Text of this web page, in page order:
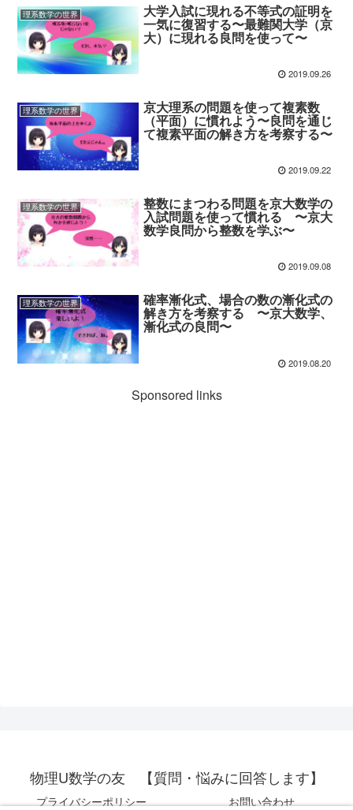
理系数学の世界 大学入試に現れる不等式の証明を
一気に復習する〜最難関大学（京
大）に現れる良問を使って〜
2019.09.26
理系数学の世界 京大理系の問題を使って複素数
（平面）に慣れよう〜良問を通じ
て複素平面の解き方を考察する〜
2019.09.22
理系数学の世界 整数にまつわる問題を京大数学の
入試問題を使って慣れる 〜京大
数学良問から整数を学ぶ〜
2019.09.08
理系数学の世界 確率漸化式、場合の数の漸化式の
解き方を考察する 〜京大数学、
漸化式の良問〜
2019.08.20
Sponsored links
物理U数学の友 【質問・悩みに回答します】
プライバシーポリシー お問い合わせ